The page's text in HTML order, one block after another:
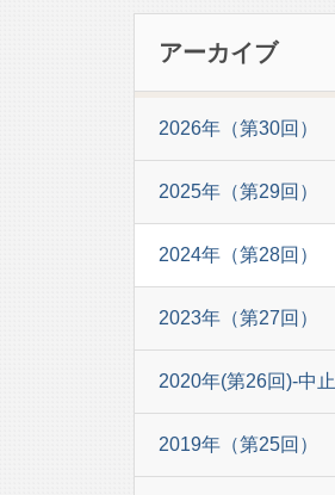
アーカイブ
2026年（第30回）
2025年（第29回）
2024年（第28回）
2023年（第27回）
2020年(第26回)-中止
2019年（第25回）